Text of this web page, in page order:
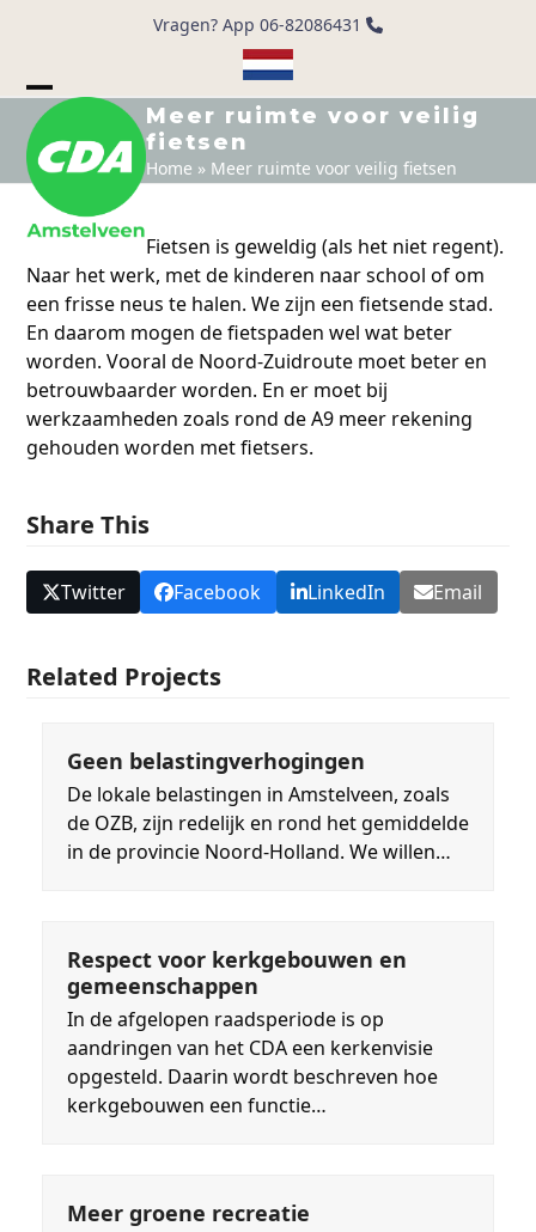
Vragen? App 06-82086431
Open
mobile
menu
Close
mobile
menu
Meer ruimte voor veilig
fietsen
Home » Meer ruimte voor veilig fietsen
Fietsen is geweldig (als het niet regent).
Naar het werk, met de kinderen naar school of om
een frisse neus te halen. We zijn een fietsende stad.
En daarom mogen de fietspaden wel wat beter
worden. Vooral de Noord-Zuidroute moet beter en
betrouwbaarder worden. En er moet bij
werkzaamheden zoals rond de A9 meer rekening
gehouden worden met fietsers.
Share This
Twitter Facebook LinkedIn Email
Related Projects
Geen belastingverhogingen
De lokale belastingen in Amstelveen, zoals
de OZB, zijn redelijk en rond het gemiddelde
in de provincie Noord-Holland. We willen…
Respect voor kerkgebouwen en
gemeenschappen
In de afgelopen raadsperiode is op
aandringen van het CDA een kerkenvisie
opgesteld. Daarin wordt beschreven hoe
kerkgebouwen een functie…
Meer groene recreatie